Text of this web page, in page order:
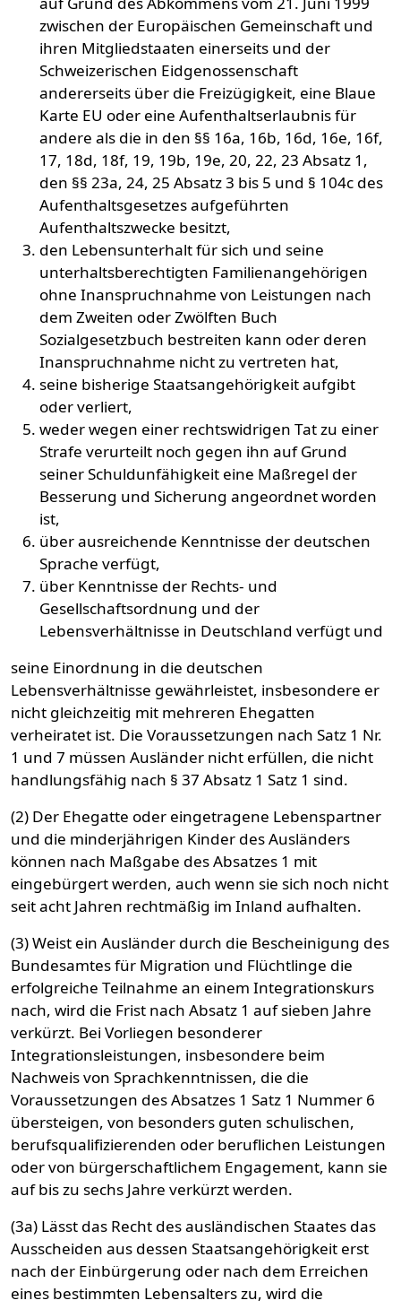
zwischen der Europäischen Gemeinschaft und
ihren Mitgliedstaaten einerseits und der
Schweizerischen Eidgenossenschaft
andererseits über die Freizügigkeit, eine Blaue
Karte EU oder eine Aufenthaltserlaubnis für
andere als die in den §§ 16a, 16b, 16d, 16e, 16f,
17, 18d, 18f, 19, 19b, 19e, 20, 22, 23 Absatz 1,
den §§ 23a, 24, 25 Absatz 3 bis 5 und § 104c des
Aufenthaltsgesetzes aufgeführten
Aufenthaltszwecke besitzt,
den Lebensunterhalt für sich und seine
unterhaltsberechtigten Familienangehörigen
ohne Inanspruchnahme von Leistungen nach
dem Zweiten oder Zwölften Buch
Sozialgesetzbuch bestreiten kann oder deren
Inanspruchnahme nicht zu vertreten hat,
seine bisherige Staatsangehörigkeit aufgibt
oder verliert,
weder wegen einer rechtswidrigen Tat zu einer
Strafe verurteilt noch gegen ihn auf Grund
seiner Schuldunfähigkeit eine Maßregel der
Besserung und Sicherung angeordnet worden
ist,
über ausreichende Kenntnisse der deutschen
Sprache verfügt,
über Kenntnisse der Rechts- und
Gesellschaftsordnung und der
Lebensverhältnisse in Deutschland verfügt und
seine Einordnung in die deutschen
Lebensverhältnisse gewährleistet, insbesondere er
nicht gleichzeitig mit mehreren Ehegatten
verheiratet ist. Die Voraussetzungen nach Satz 1 Nr.
1 und 7 müssen Ausländer nicht erfüllen, die nicht
handlungsfähig nach § 37 Absatz 1 Satz 1 sind.
(2) Der Ehegatte oder eingetragene Lebenspartner
und die minderjährigen Kinder des Ausländers
können nach Maßgabe des Absatzes 1 mit
eingebürgert werden, auch wenn sie sich noch nicht
seit acht Jahren rechtmäßig im Inland aufhalten.
(3) Weist ein Ausländer durch die Bescheinigung des
Bundesamtes für Migration und Flüchtlinge die
erfolgreiche Teilnahme an einem Integrationskurs
nach, wird die Frist nach Absatz 1 auf sieben Jahre
verkürzt. Bei Vorliegen besonderer
Integrationsleistungen, insbesondere beim
Nachweis von Sprachkenntnissen, die die
Voraussetzungen des Absatzes 1 Satz 1 Nummer 6
übersteigen, von besonders guten schulischen,
berufsqualifizierenden oder beruflichen Leistungen
oder von bürgerschaftlichem Engagement, kann sie
auf bis zu sechs Jahre verkürzt werden.
(3a) Lässt das Recht des ausländischen Staates das
Ausscheiden aus dessen Staatsangehörigkeit erst
nach der Einbürgerung oder nach dem Erreichen
eines bestimmten Lebensalters zu, wird die